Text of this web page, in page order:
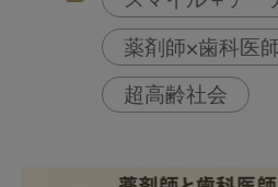
薬剤師×歯科医
超高齢社会